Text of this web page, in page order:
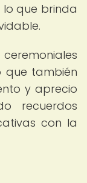
que brinda
que también
y aprecio
recuerdos
con la